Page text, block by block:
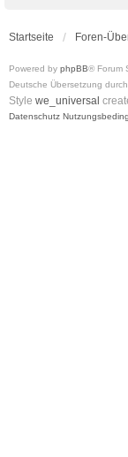
Startseite Foren-
Powered by phpBB® Forum
Deutsche Übersetzung durch
Style we_universal
Datenschutz